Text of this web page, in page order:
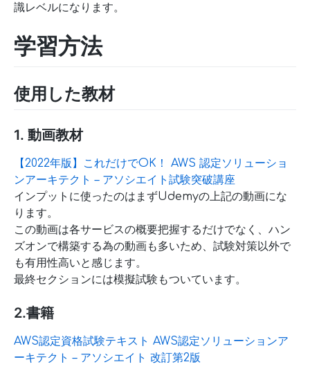
識レベルになります。
学習方法
使用した教材
1. 動画教材
【2022年版】これだけでOK！ AWS 認定ソリューショ
ンアーキテクト – アソシエイト試験突破講座
インプットに使ったのはまずUdemyの上記の動画にな
ります。
この動画は各サービスの概要把握するだけでなく、ハン
ズオンで構築する為の動画も多いため、試験対策以外で
も有用性高いと感じます。
最終セクションには模擬試験もついています。
2.書籍
AWS認定資格試験テキスト AWS認定ソリューションア
ーキテクト – アソシエイト 改訂第2版